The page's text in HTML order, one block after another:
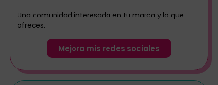
Una comunidad interesada en tu marca y lo que
ofreces.
Mejora mis redes sociales